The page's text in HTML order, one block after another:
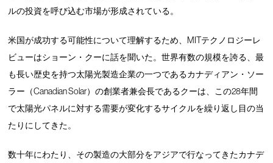
ルの投資を呼び込む市場が形成されている。
米国が成功する可能性について理解するため、MITテクノロジーレ
ビューはショーン・クーに話を聞いた。世界有数の規模を誇る、最
も長い歴史を持つ太陽光製造企業の一つであるカナディアン・ソー
ラー（Canadian Solar）の創業者兼会長であるクーは、この28年間
で太陽光パネルに対する需要が変化するサイクルを繰り返し目の当
たりにしてきた。
数十年にわたり、その製造の大部分をアジアで行なってきたカナデ